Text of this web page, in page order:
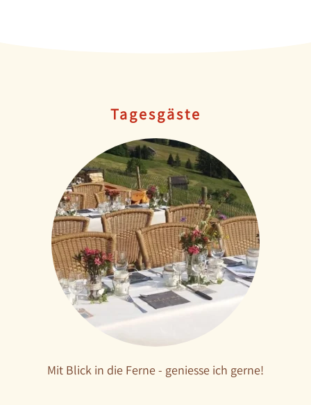
Tagesgäste
Mit Blick in die Ferne - geniesse ich gerne!